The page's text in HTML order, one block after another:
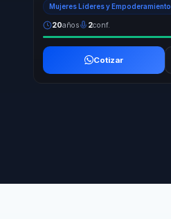
Mujeres Líderes y Empoderamiento
20años 2conf.
Cotizar